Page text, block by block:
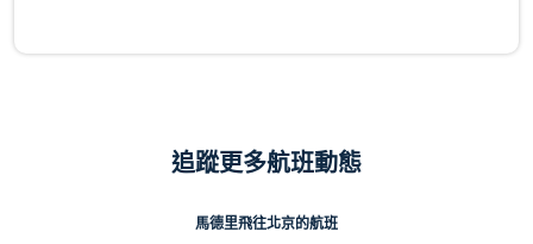
追蹤更多航班動態
馬德里飛往北京的航班